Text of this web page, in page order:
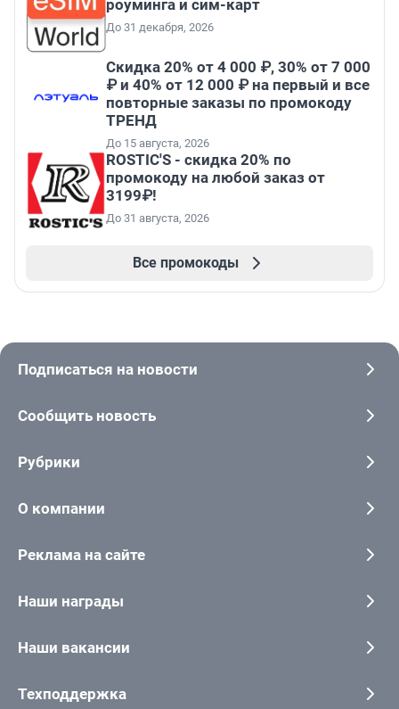
роуминга и сим-карт
До 31 декабря, 2026
Скидка 20% от 4 000 ₽, 30% от 7 000
₽ и 40% от 12 000 ₽ на первый и все
повторные заказы по промокоду
ТРЕНД
До 15 августа, 2026
ROSTIC'S - скидка 20% по
промокоду на любой заказ от
3199₽!
До 31 августа, 2026
Все промокоды
Подписаться на новости
Сообщить новость
Рубрики
О компании
Реклама на сайте
Наши награды
Наши вакансии
Техподдержка